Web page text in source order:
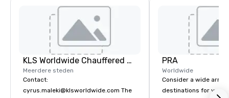
KLS Worldwide Chauffered Services
Meerdere steden
Contact:
cyrus.maleki@klsworldwide.com The
PRA
Worldwide
Consider a wide array
destinations for your